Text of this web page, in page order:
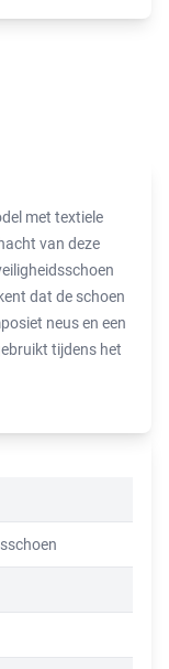
met textiele
van deze
dat de schoen
neus en een
tijdens het